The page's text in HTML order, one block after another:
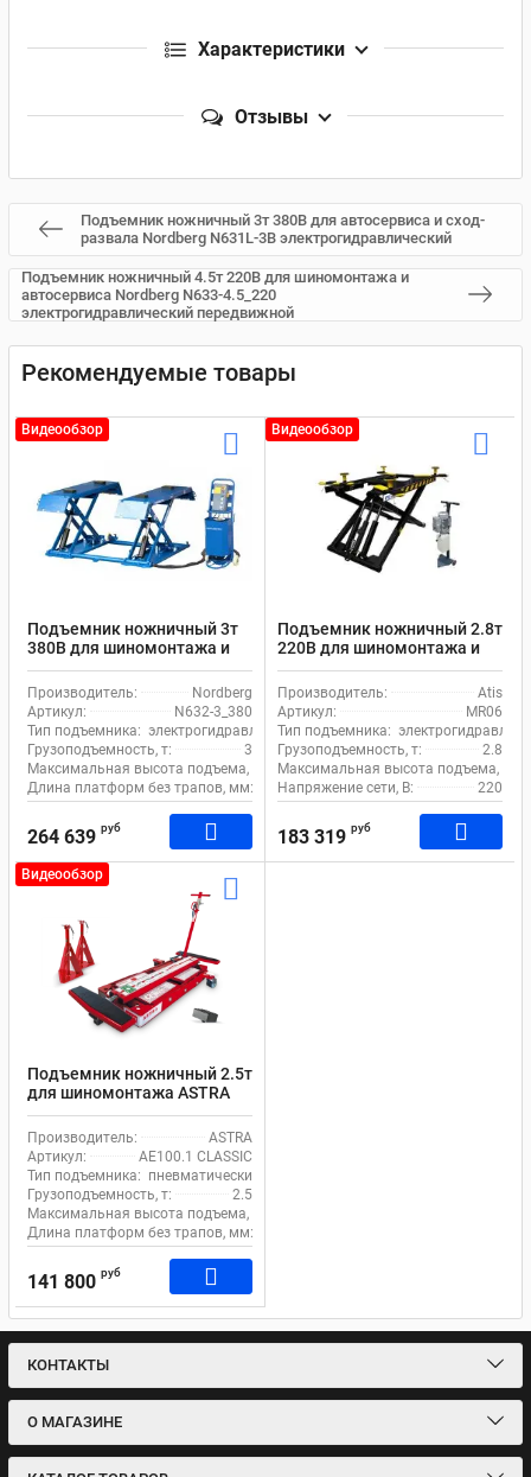
Характеристики
Отзывы
Подъемник ножничный 3т 380В для автосервиса и сход-
развала Nordberg N631L-3B электрогидравлический
Подъемник ножничный 4.5т 220В для шиномонтажа и
автосервиса Nordberg N633-4.5_220
электрогидравлический передвижной
Рекомендуемые товары
Видеообзор
Подъемник ножничный 3т
380В для шиномонтажа и
автосервиса Nordberg N632-
3_380
электрогидравлический
передвижной
Производитель:
Nordberg
Артикул:
N632-3_380
Тип подъемника: электрогидравлический
Грузоподъемность, т:
3
Максимальная высота подъема, мм:
960
Длина платформ без трапов, мм:
1480
264 639 руб
Видеообзор
Подъемник ножничный 2.8т
220В для шиномонтажа и
автосервиса Atis MR06
электрогидравлический
передвижной
Производитель:
Atis
Артикул:
MR06
Тип подъемника:
Грузоподъемность, т:
2.8
Максимальная высота подъема, мм:
Напряжение сети, В:
220
183 319 руб
Видеообзор
Подъемник ножничный 2.5т
для шиномонтажа ASTRA
AE100.1 CLASSIC
пневматический
передвижной
Производитель:
ASTRA
Артикул:
AE100.1 CLASSIC
Тип подъемника: пневматический
Грузоподъемность, т:
2.5
Максимальная высота подъема, мм:
Длина платформ без трапов, мм:
141 800 руб
КОНТАКТЫ
О МАГАЗИНЕ